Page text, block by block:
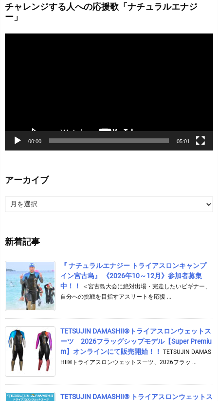
チャレンジする人への応援歌「ナチュラルエナジ
ー」
00:00 05:01
アーカイブ
ー
ブ
新着記事
『 ナチュラルエナジー トライアスロンキャンプ
イン宮古島』 《2026年10～12月》参加者募集
中！！
＜宮古島大会に絶対出場・完走したいビギナー、
自分への挑戦を目指すアスリートを応援 ...
TETSUJIN DAMASHII®︎トライアスロンウェットス
ーツ 2026フラッグシップモデル【Super Premiu
m】オンラインにて販売開始！！ TETSUJIN DAMAS
HII®トライアスロンウェットスーツ、2026フラッ ...
TETSUJIN DAMASHII® トライアスロンウェットス